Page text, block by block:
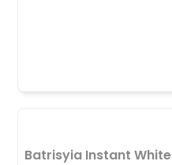
Batrisyia Instant White